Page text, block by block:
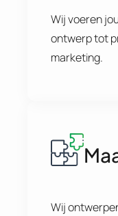
Wij voeren
ontwerp tot
marketing.
Wij